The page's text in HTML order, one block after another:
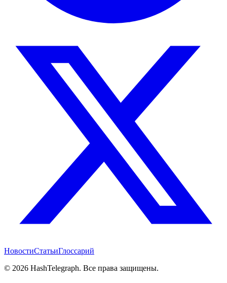
НовостиСтатьиГлоссарий
© 2026 HashTelegraph. Все права защищены.